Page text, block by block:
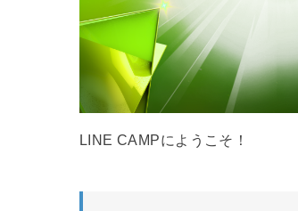
LINE CAMPにようこそ！